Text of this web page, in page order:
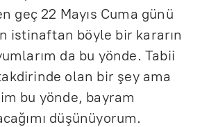
geç 22 Mayıs Cuma günü
istinaftan böyle bir kararın
da bu yönde. Tabii
olan bir şey ama
bu yönde, bayram
düşünüyorum.